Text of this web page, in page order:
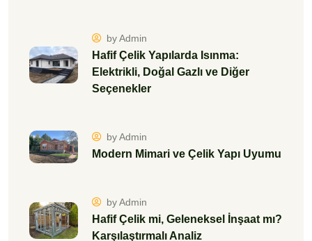
by Admin
Hafif Çelik Yapılarda Isınma:
Elektrikli, Doğal Gazlı ve Diğer
Seçenekler
by Admin
Modern Mimari ve Çelik Yapı Uyumu
by Admin
Hafif Çelik mi, Geleneksel İnşaat mı?
Karşılaştırmalı Analiz